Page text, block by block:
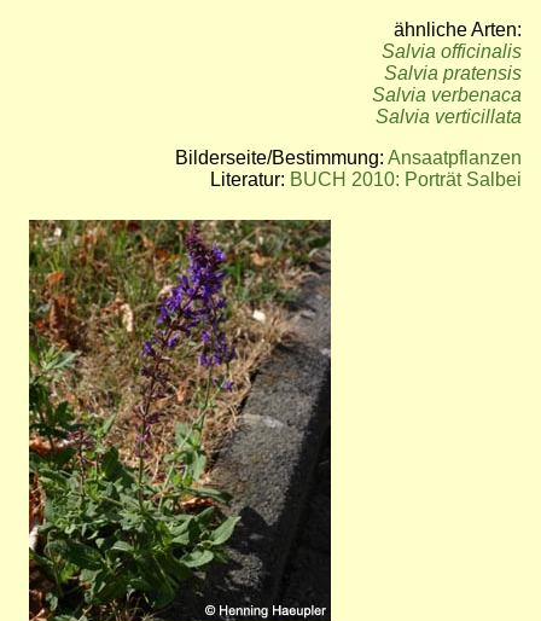
ähnliche Arten:
Salvia officinalis
Salvia pratensis
Salvia verbenaca
Salvia verticillata
Bilderseite/Bestimmung: Ansaatpflanzen
Literatur: BUCH 2010: Porträt Salbei
Bild